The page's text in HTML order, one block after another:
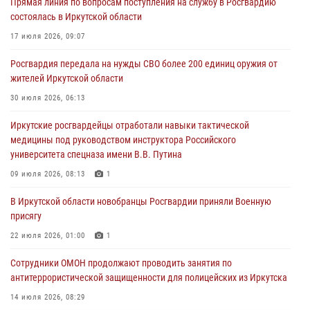
Росгвардейцы потушили загоревшийся автомобиль в Иркутске
03 августа 2026, 04:55
Дню Воздушно-десантных войск в Иркутской области
03 августа 2026, 03:32
сердца к сердцу» (видео)
31 июля 2026, 04:37
Сотрудники Росгвардии нашли и вернули родственникам
30 июля 2026, 07:37
Прямая линия по вопросам поступления на службу в Росгвардию
состоялась в Иркутской области
17 июля 2026, 09:07
Росгвардия передала на нужды СВО более 200 единиц оружия от
жителей Иркутской области
30 июля 2026, 06:13
Иркутские росгвардейцы отработали навыки тактической
медицины под руководством инструктора Российского
университета спецназа имени В.В. Путина
09 июля 2026, 08:13 1
В Иркутской области новобранцы Росгвардии приняли Военную
присягу
22 июля 2026, 01:00 1
Сотрудники ОМОН продолжают проводить занятия по
антитеррористической защищенности для полицейских из Иркутска
14 июля 2026, 08:29